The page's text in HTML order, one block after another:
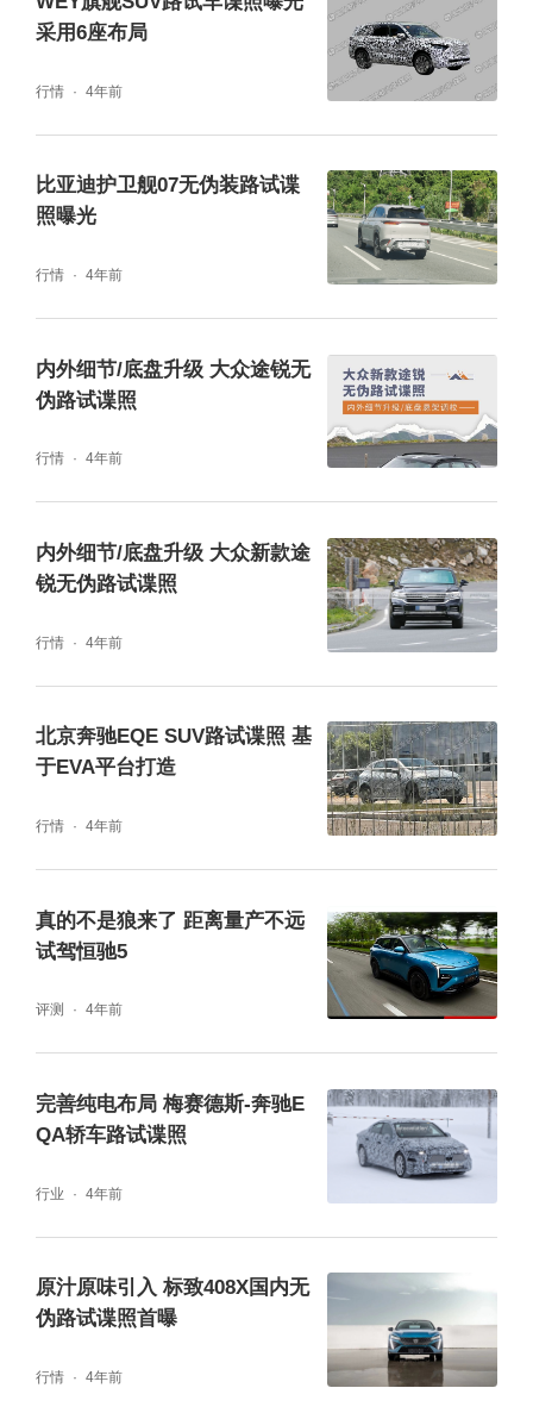
致，号称“宇航级”的智能座舱采用了由10.25寸
仪表+14.6寸中控屏幕+10.25寸副驾屏超大曲
面三连屏设计，整个宽度达到了1.2米。并且在
中控台上依旧保留了部分物理按键，在营造科
技感的同时兼具了一定的实用性。
在乘坐舒适性上，车内大量使用皮革包裹，座
椅还采用了菱形衍缝工艺，凸显高档气质。由
间基本与恒驰5基本一样。
动力方面，恒驰6大概率将搭载与恒驰5相同的
动力总成，它将采用最大功率为150千瓦，峰
航602公里，百公里加速时间在8秒内。
采用6座布局
行情 4年前
比亚迪护卫舰07无伪装路试谍
照曝光
行情 4年前
内外细节/底盘升级 大众途锐无
伪路试谍照
行情 4年前
内外细节/底盘升级 大众新款途
锐无伪路试谍照
行情 4年前
北京奔驰EQE SUV路试谍照 基
于EVA平台打造
行情 4年前
真的不是狼来了 距离量产不远
试驾恒驰5
评测 4年前
完善纯电布局 梅赛德斯-奔驰E
QA轿车路试谍照
行业 4年前
原汁原味引入 标致408X国内无
伪路试谍照首曝
行情 4年前